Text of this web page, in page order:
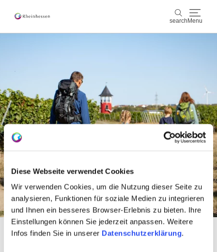
Diese Webseite verwendet Cookies
Wir verwenden Cookies, um die Nutzung dieser Seite zu
analysieren, Funktionen für soziale Medien zu integrieren
und Ihnen ein besseres Browser-Erlebnis zu bieten. Ihre
Einstellungen können Sie jederzeit anpassen. Weitere
Infos finden Sie in unserer Datenschutzerklärung.
search Menu
sports & nature
culture & cities
ShopRheinhessen-Blog map
Startseite sports & nature
activities & excursion tips
Rheinhessen in the winter-time